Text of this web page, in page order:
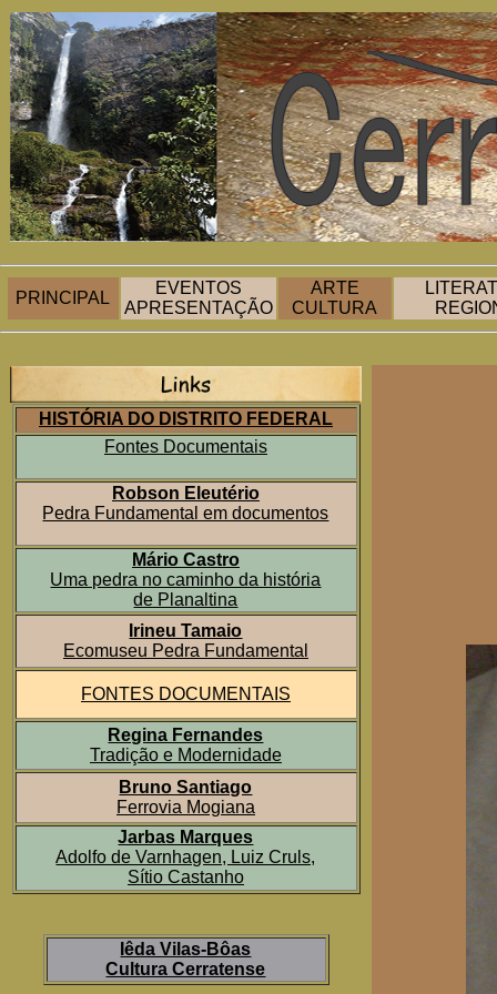
PRINCIPAL
EVENTOS
APRESENTAÇÃO
ARTE
CULTURA
HISTÓRIA DO DISTRITO FEDERAL
Fontes Documentais
Robson Eleutério
Pedra Fundamental em documentos
Mário Castro
Uma pedra no caminho da história
de Planaltina
Irineu Tamaio
Ecomuseu Pedra Fundamental
FONTES DOCUMENTAIS
Regina Fernandes
Tradição e Modernidade
Bruno Santiago
Ferrovia Mogiana
Jarbas Marques
Adolfo de Varnhagen, Luiz Cruls,
Sítio Castanho
Iêda Vilas-Bôas
Cultura Cerratense